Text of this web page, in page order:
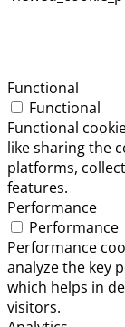
Functional
Functional
Functional
like sharing the
platforms,
features.
Performance
Performance
Performance
analyze the key
which helps in
visitors.